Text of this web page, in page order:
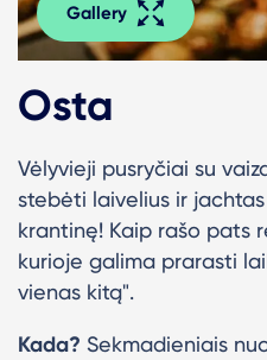
Gallery
Osta
Vėlyvieji pusryčiai su
stebėti laivelius ir
krantinę! Kaip rašo pats
kurioje galima prarasti
vienas kitą".
Kada? Sekmadieniais